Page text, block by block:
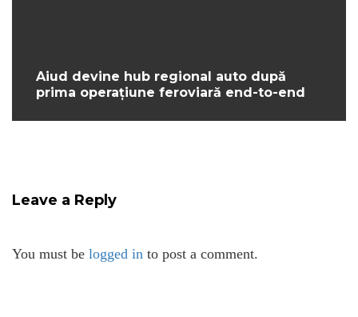
Aiud devine hub regional auto după
prima operațiune feroviară end-to-end
Leave a Reply
You must be logged in to post a comment.